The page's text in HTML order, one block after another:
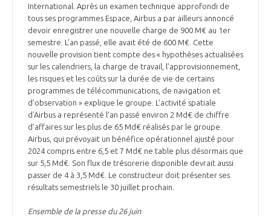
International. Après un examen technique approfondi de
tous ses programmes Espace, Airbus a par ailleurs annoncé
devoir enregistrer une nouvelle charge de 900 M€ au 1er
semestre. L’an passé, elle avait été de 600 M€. Cette
nouvelle provision tient compte des « hypothèses actualisées
sur les calendriers, la charge de travail, l’approvisionnement,
les risques et les coûts sur la durée de vie de certains
programmes de télécommunications, de navigation et
d’observation » explique le groupe. L’activité spatiale
d’Airbus a représenté l’an passé environ 2 Md€ de chiffre
d’affaires sur les plus de 65 Md€ réalisés par le groupe.
Airbus, qui prévoyait un bénéfice opérationnel ajusté pour
2024 compris entre 6,5 et 7 Md€ ne table plus désormais que
sur 5,5 Md€. Son flux de trésorerie disponible devrait aussi
passer de 4 à 3,5 Md€. Le constructeur doit présenter ses
résultats semestriels le 30 juillet prochain.
Ensemble de la presse du 26 juin